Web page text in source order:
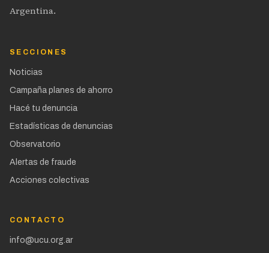
Argentina.
SECCIONES
Noticias
Campaña planes de ahorro
Hacé tu denuncia
Estadísticas de denuncias
Observatorio
Alertas de fraude
Acciones colectivas
CONTACTO
info@ucu.org.ar